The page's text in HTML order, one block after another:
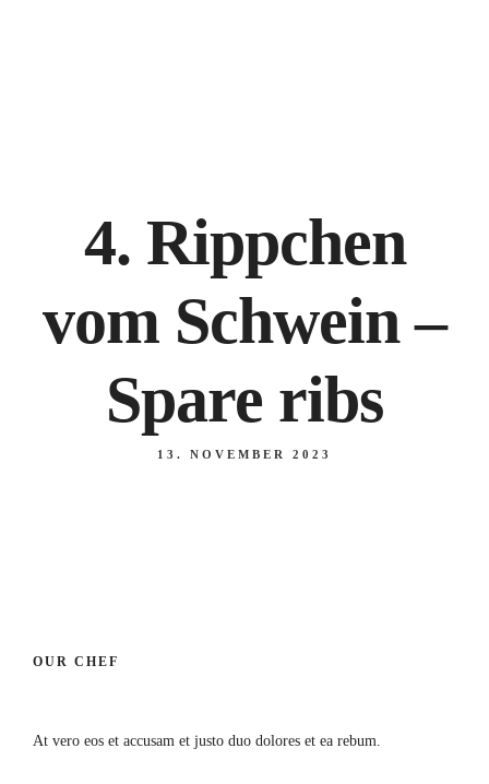
4. Rippchen
vom Schwein –
Spare ribs
13. NOVEMBER 2023
OUR CHEF
At vero eos et accusam et justo duo dolores et ea rebum.